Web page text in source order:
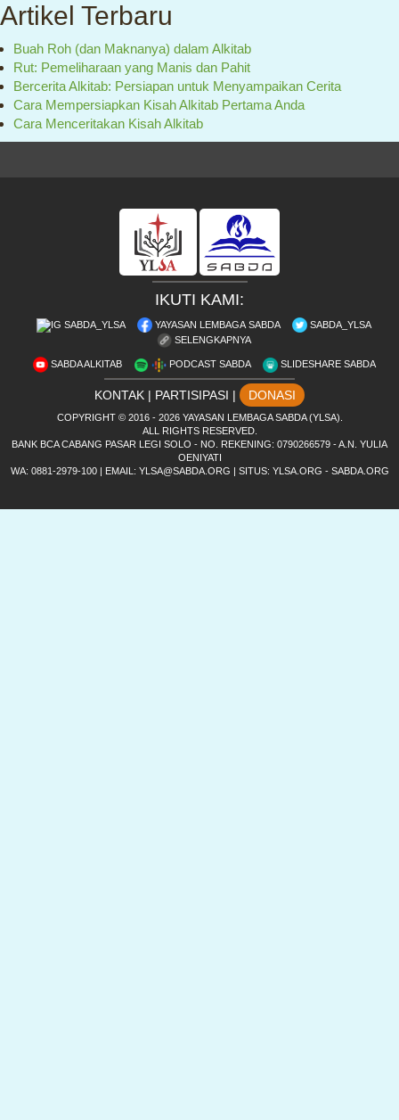
Artikel Terbaru
Buah Roh (dan Maknanya) dalam Alkitab
Rut: Pemeliharaan yang Manis dan Pahit
Bercerita Alkitab: Persiapan untuk Menyampaikan Cerita
Cara Mempersiapkan Kisah Alkitab Pertama Anda
Cara Menceritakan Kisah Alkitab
IKUTI KAMI:
SABDA_YLSA YAYASAN LEMBAGA SABDA
SABDA_YLSA
SELENGKAPNYA
SABDA ALKITAB PODCAST SABDA SLIDESHARE SABDA
KONTAK | PARTISIPASI | DONASI
COPYRIGHT© 2016 - 2026 YAYASAN LEMBAGA SABDA (YLSA).
ALL RIGHTS RESERVED.
BANK BCA CABANG PASAR LEGI SOLO - NO. REKENING: 0790266579 - A.N. YULIA
OENIYATI
WA: 0881-2979-100| EMAIL: YLSA@SABDA.ORG | SITUS: YLSA.ORG - SABDA.ORG